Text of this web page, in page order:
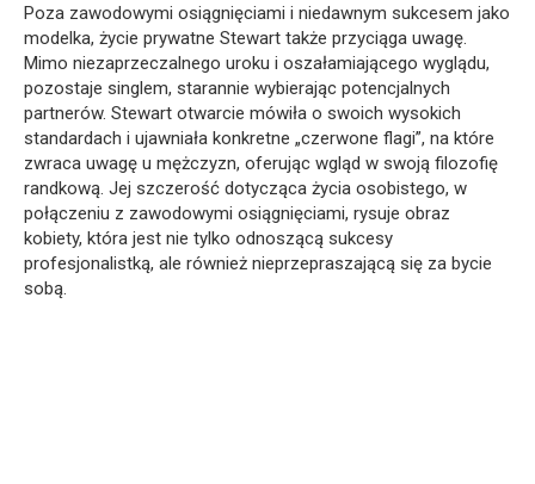
Poza zawodowymi osiągnięciami i niedawnym sukcesem jako
modelka, życie prywatne Stewart także przyciąga uwagę.
Mimo niezaprzeczalnego uroku i oszałamiającego wyglądu,
pozostaje singlem, starannie wybierając potencjalnych
partnerów. Stewart otwarcie mówiła o swoich wysokich
standardach i ujawniała konkretne „czerwone flagi”, na które
zwraca uwagę u mężczyzn, oferując wgląd w swoją filozofię
randkową. Jej szczerość dotycząca życia osobistego, w
połączeniu z zawodowymi osiągnięciami, rysuje obraz
kobiety, która jest nie tylko odnoszącą sukcesy
profesjonalistką, ale również nieprzepraszającą się za bycie
sobą.